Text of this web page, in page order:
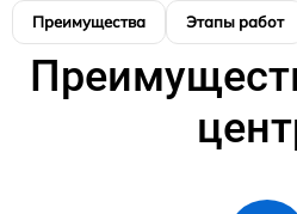
Преимущества Этапы работ